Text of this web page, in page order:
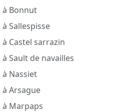
à Bonnut
Sallespisse
Castel sarrazin
Sault de navailles
Nassiet
Arsague
Marpaps